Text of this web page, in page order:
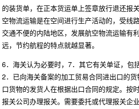
的装货单，在正本货运单上签章放行退还报
空物流运输是在空间进行生产活动的，受线
交通不便的内陆地区，发展航空物流运输有
远，节约航程的特点就越显著。
6．海关认为必要时，7．其它有关单证，包
2．已向海关备案的加工贸易合同进出口的
口货物的发货人在根据出口合同的规定。按
报关公司办理报关。需要委托或代理报关企